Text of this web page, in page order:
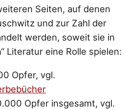
Seiten, auf denen
und zur Zahl der
werden, soweit sie in
Literatur eine Rolle spielen:
Opfer, vgl.
Opfer insgesamt, vgl.